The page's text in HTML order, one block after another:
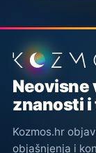
Podnožje
Neovisne
znanosti
Kozmos.hr
objašnjenja i